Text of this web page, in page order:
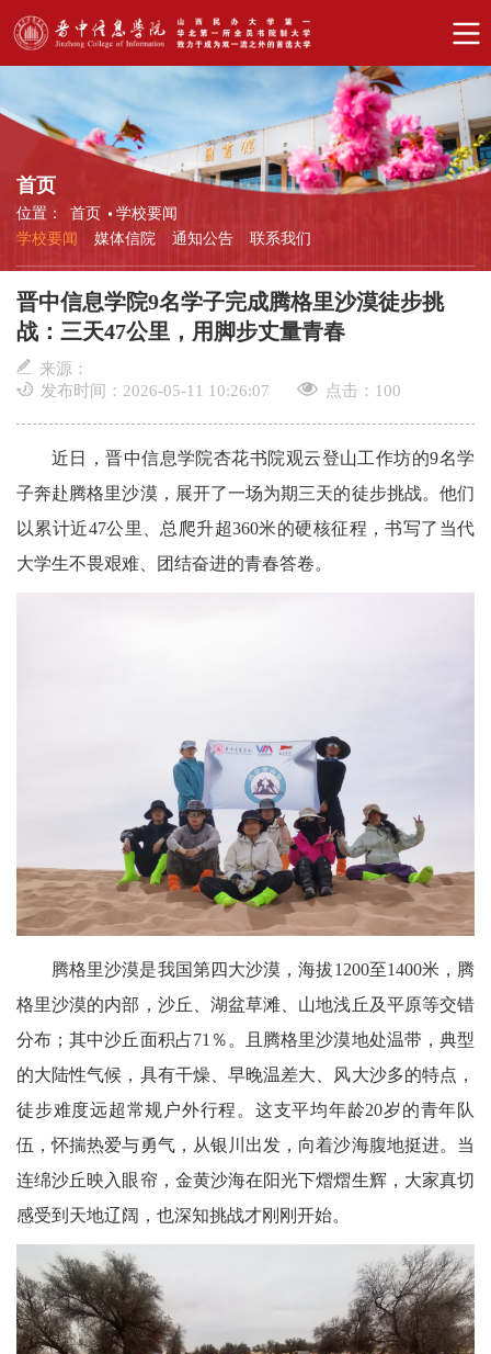
首页
位置： 首页
学校要闻
学校要闻
媒体信院 通知公告 联系我们
晋中信息学院9名学子完成腾格里沙漠徒步挑
战：三天47公里，用脚步丈量青春
来源：
发布时间：2026-05-11 10:26:07
点击： 100
近日，晋中信息学院杏花书院观云登山工作坊的9名学
子奔赴腾格里沙漠，展开了一场为期三天的徒步挑战。他们
以累计近47公里、总爬升超360米的硬核征程，书写了当代
大学生不畏艰难、团结奋进的青春答卷。
腾格里沙漠是我国第四大沙漠，海拔1200至1400米，腾
格里沙漠的内部，沙丘、湖盆草滩、山地浅丘及平原等交错
分布；其中沙丘面积占71％。且腾格里沙漠地处温带，典型
的大陆性气候，具有干燥、早晚温差大、风大沙多的特点，
徒步难度远超常规户外行程。这支平均年龄20岁的青年队
伍，怀揣热爱与勇气，从银川出发，向着沙海腹地挺进。当
连绵沙丘映入眼帘，金黄沙海在阳光下熠熠生辉，大家真切
感受到天地辽阔，也深知挑战才刚刚开始。